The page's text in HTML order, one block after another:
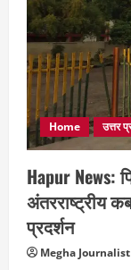
Home उत्तर
Hapur News:
अंतरराष्ट्रीय
प्रदर्शन
Megha Journalist